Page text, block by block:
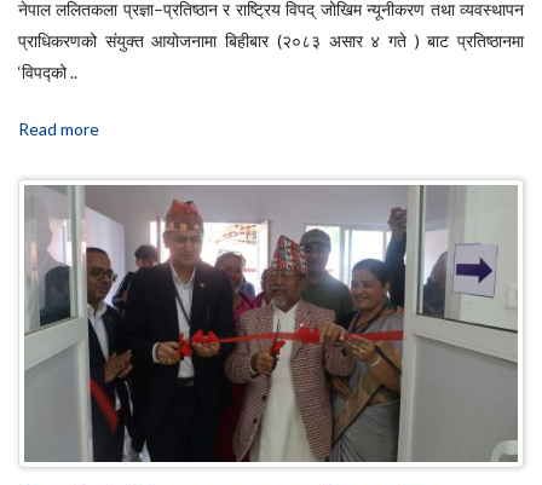
नेपाल ललितकला प्रज्ञा–प्रतिष्ठान र राष्ट्रिय विपद् जोखिम न्यूनीकरण तथा व्यवस्थापन
प्राधिकरणको संयुक्त आयोजनामा बिहीबार (२०८३ असार ४ गते ) बाट प्रतिष्ठानमा
‘विपद्को ..
Read more